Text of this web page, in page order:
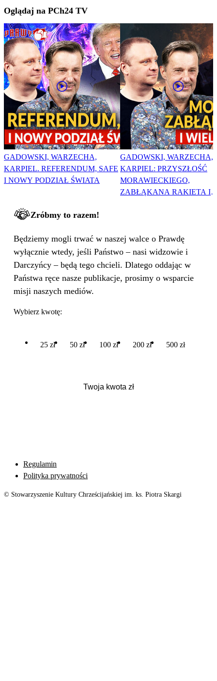
Oglądaj na PCh24 TV
GADOWSKI, WARZECHA,
KARPIEL. REFERENDUM, SAFE
I NOWY PODZIAŁ ŚWIATA
GADOWSKI, WARZECHA,
KARPIEL: PRZYSZŁOŚĆ
MORAWIECKIEGO,
ZABŁĄKANA RAKIETA I
Zróbmy to razem!
Będziemy mogli trwać w naszej walce o Prawdę
wyłącznie wtedy, jeśli Państwo – nasi widzowie i
Darczyńcy – będą tego chcieli. Dlatego oddając w
Państwa ręce nasze publikacje, prosimy o wsparcie
misji naszych mediów.
Wybierz kwotę:
25 zł 50 zł 100 zł 200 zł 500 zł
Regulamin
Polityka prywatności
© Stowarzyszenie Kultury Chrześcijańskiej im. ks. Piotra Skargi